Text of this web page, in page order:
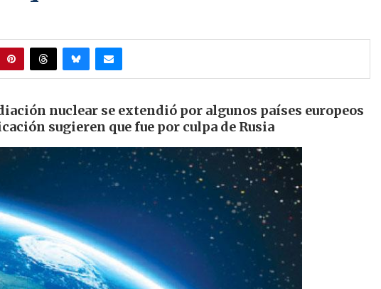
nuclear se extendió por algunos países europeos
sugieren que fue por culpa de Rusia